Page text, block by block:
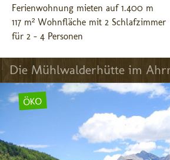
Ferienwohnung mieten auf 1.400 m
117 m² Wohnfläche mit 2 Schlafzimmer
für 2 - 4 Personen
Die Mühlwalderhütte im
ÖKO